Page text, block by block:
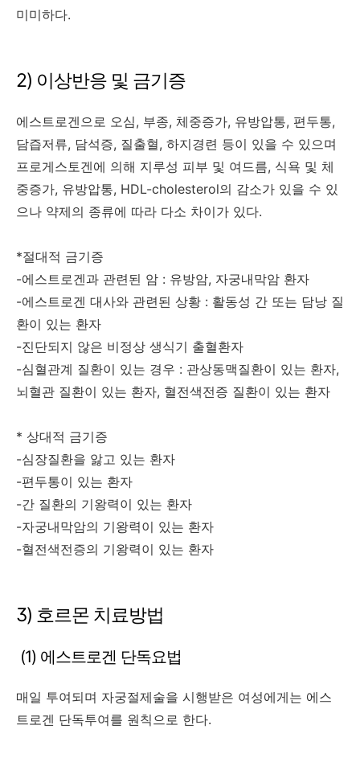
미미하다.
2) 이상반응 및 금기증
에스트로겐으로 오심, 부종, 체중증가, 유방압통, 편두통,
담즙저류, 담석증, 질출혈, 하지경련 등이 있을 수 있으며
프로게스토겐에 의해 지루성 피부 및 여드름, 식욕 및 체
중증가, 유방압통, HDL-cholesterol의 감소가 있을 수 있
으나 약제의 종류에 따라 다소 차이가 있다.
*절대적 금기증
-에스트로겐과 관련된 암 : 유방암, 자궁내막암 환자
-에스트로겐 대사와 관련된 상황 : 활동성 간 또는 담낭 질
환이 있는 환자
-진단되지 않은 비정상 생식기 출혈환자
-심혈관계 질환이 있는 경우 : 관상동맥질환이 있는 환자,
뇌혈관 질환이 있는 환자, 혈전색전증 질환이 있는 환자
* 상대적 금기증
-심장질환을 앓고 있는 환자
-편두통이 있는 환자
-간 질환의 기왕력이 있는 환자
-자궁내막암의 기왕력이 있는 환자
-혈전색전증의 기왕력이 있는 환자
3) 호르몬 치료방법
(1) 에스트로겐 단독요법
매일 투여되며 자궁절제술을 시행받은 여성에게는 에스
트로겐 단독투여를 원칙으로 한다.